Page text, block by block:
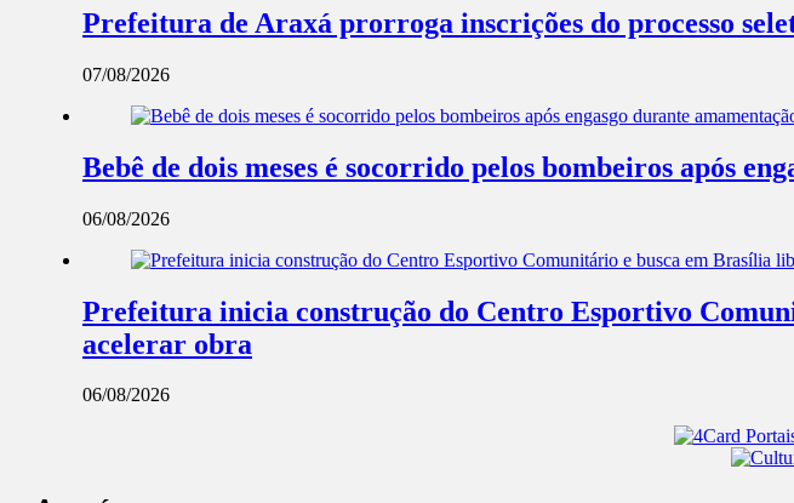
Prefeitura de Araxá prorroga inscrições do processo
07/08/2026
Bebê de dois meses é socorrido pelos bombeiros após
06/08/2026
Prefeitura inicia construção do Centro Esportivo
acelerar obra
06/08/2026